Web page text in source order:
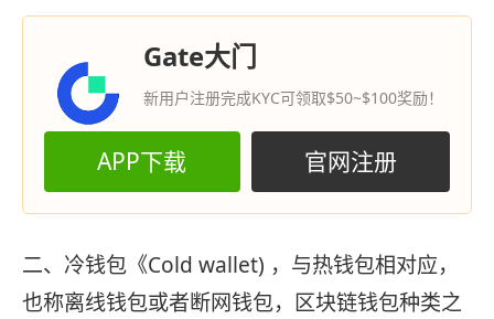
Gate大门
新用户注册完成KYC可领取$50~$100奖励！
APP下载 官网注册
二、冷钱包《Cold wallet) ，与热钱包相对应，
也称离线钱包或者断网钱包，区块链钱包种类之